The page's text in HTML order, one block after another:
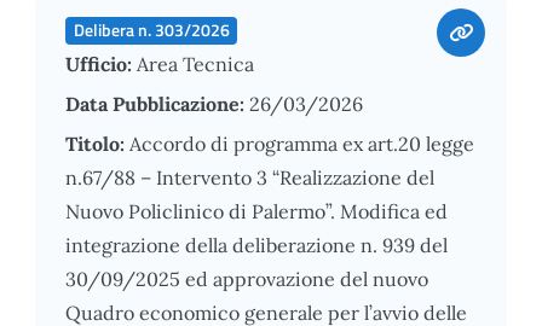
Delibera n. 303/2026
Ufficio: Area Tecnica
Data Pubblicazione: 26/03/2026
Titolo: Accordo di programma ex art.20 legge
n.67/88 – Intervento 3 “Realizzazione del
Nuovo Policlinico di Palermo”. Modifica ed
integrazione della deliberazione n. 939 del
30/09/2025 ed approvazione del nuovo
Quadro economico generale per l’avvio delle